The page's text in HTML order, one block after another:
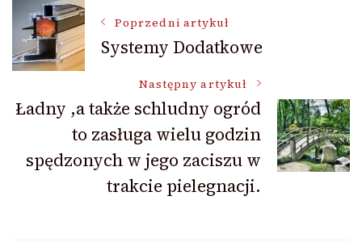
Nawigacja
wpisu
Poprzedni artykuł
Systemy Dodatkowe
Następny artykuł
Ładny ,a także schludny ogród
to zasługa wielu godzin
spędzonych w jego zaciszu w
trakcie pielegnacji.